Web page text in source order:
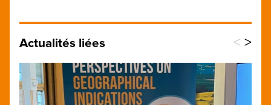
Actualités liées < >